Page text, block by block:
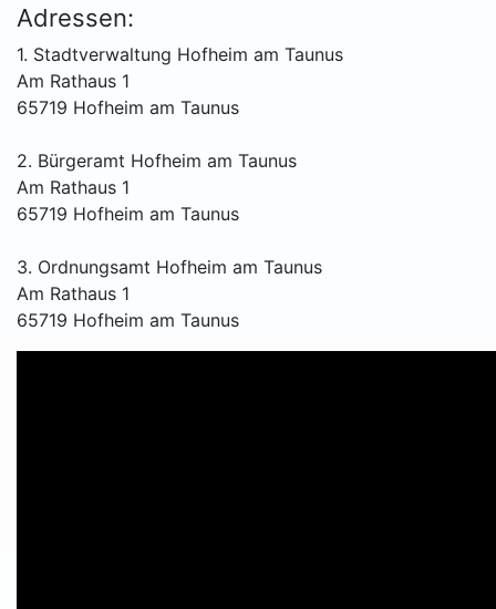
Adressen:
1. Stadtverwaltung Hofheim am Taunus
Am Rathaus 1
65719 Hofheim am Taunus
2. Bürgeramt Hofheim am Taunus
Am Rathaus 1
65719 Hofheim am Taunus
3. Ordnungsamt Hofheim am Taunus
Am Rathaus 1
65719 Hofheim am Taunus